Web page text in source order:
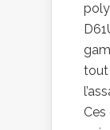
tout